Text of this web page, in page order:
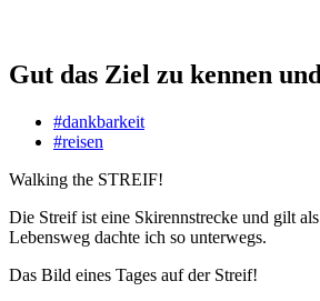
Gut das Ziel zu kennen
#dankbarkeit
#reisen
Walking the STREIF!
Die Streif ist eine Skirennstrecke und gilt
Lebensweg dachte ich so unterwegs.
Das Bild eines Tages auf der Streif!